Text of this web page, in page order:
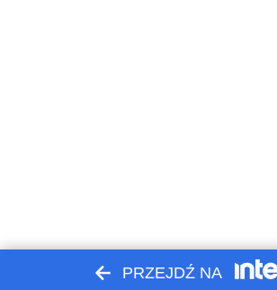
PRZEJDŹ NA